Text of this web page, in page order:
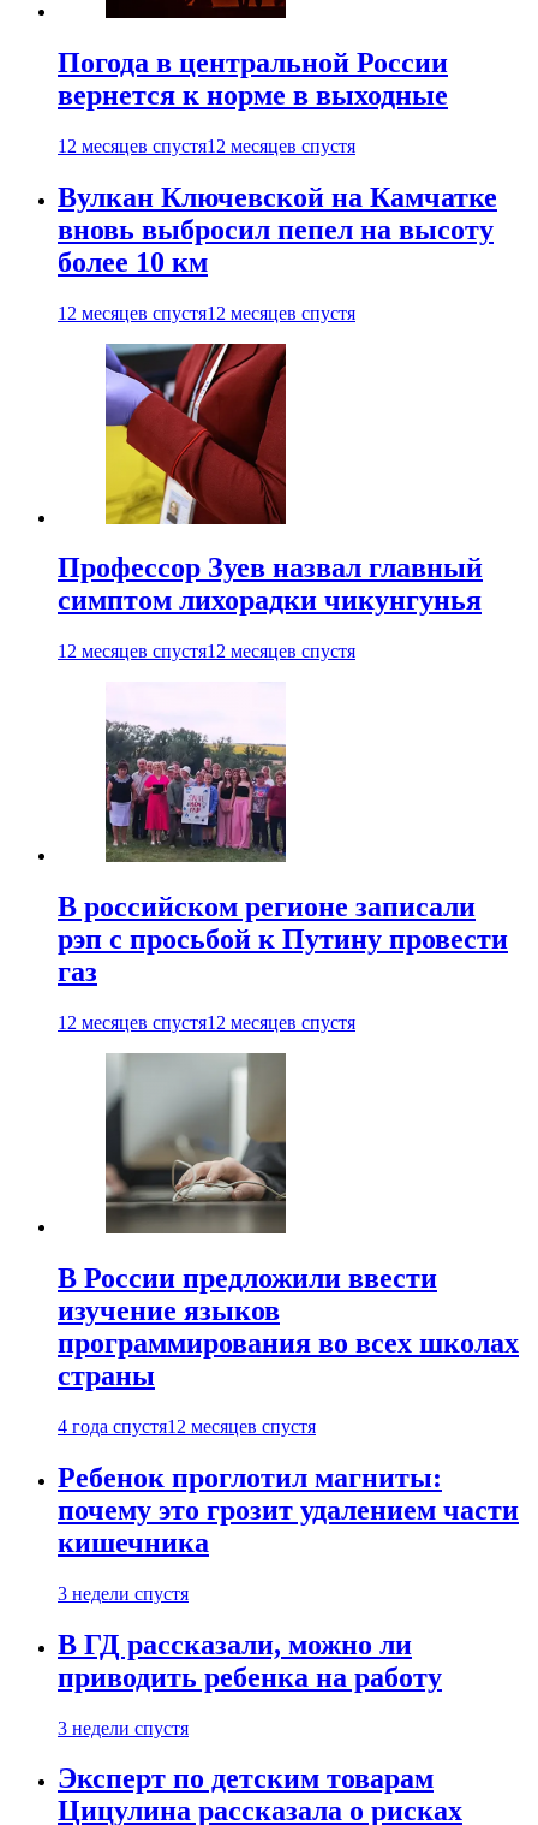
Погода в центральной России
вернется к норме в выходные
12 месяцев спустя12 месяцев спустя
Вулкан Ключевской на Камчатке
вновь выбросил пепел на высоту
более 10 км
12 месяцев спустя12 месяцев спустя
Профессор Зуев назвал главный
симптом лихорадки чикунгунья
12 месяцев спустя12 месяцев спустя
В российском регионе записали
рэп с просьбой к Путину провести
газ
12 месяцев спустя12 месяцев спустя
В России предложили ввести
изучение языков
программирования во всех школах
страны
4 года спустя12 месяцев спустя
Ребенок проглотил магниты:
почему это грозит удалением части
кишечника
3 недели спустя
В ГД рассказали, можно ли
приводить ребенка на работу
3 недели спустя
Эксперт по детским товарам
Цицулина рассказала о рисках